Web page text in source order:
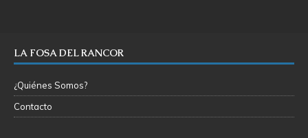
LA FOSA DEL RANCOR
¿Quiénes Somos?
Contacto